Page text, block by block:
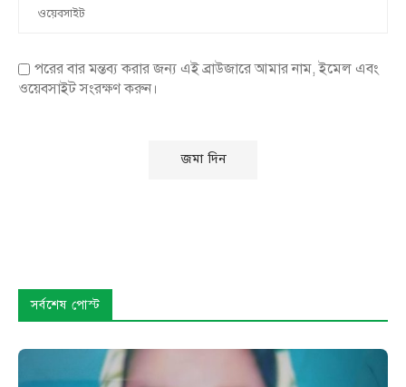
পরের বার মন্তব্য করার জন্য এই ব্রাউজারে আমার নাম, ইমেল এবং
ওয়েবসাইট সংরক্ষণ করুন।
সর্বশেষ পোস্ট